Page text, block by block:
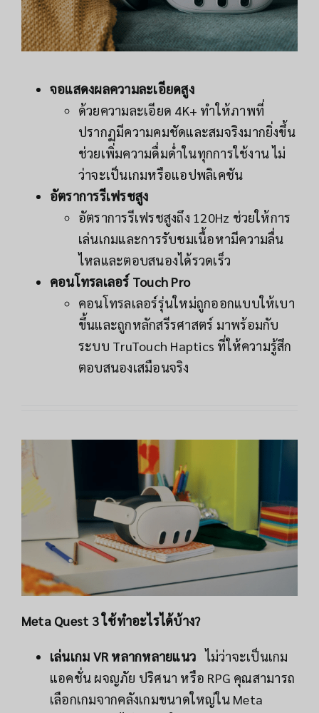
จอแสดงผลความละเอียดสูง
ด้วยความละเอียด 4K+ ทำให้ภาพที่
ปรากฏมีความคมชัดและสมจริงมากยิ่งขึ้น
ช่วยเพิ่มความดื่มด่ำในทุกการใช้งาน ไม่
ว่าจะเป็นเกมหรือแอปพลิเคชัน
อัตราการรีเฟรชสูง
อัตราการรีเฟรชสูงถึง 120Hz ช่วยให้การ
เล่นเกมและการรับชมเนื้อหามีความลื่น
ไหลและตอบสนองได้รวดเร็ว
คอนโทรลเลอร์ Touch Pro
คอนโทรลเลอร์รุ่นใหม่ถูกออกแบบให้เบา
ขึ้นและถูกหลักสรีรศาสตร์ มาพร้อมกับ
ระบบ TruTouch Haptics ที่ให้ความรู้สึก
ตอบสนองเสมือนจริง
Meta Quest 3 ใช้ทำอะไรได้บ้าง?
เล่นเกม VR หลากหลายแนว ไม่ว่าจะเป็นเกม
แอคชั่น ผจญภัย ปริศนา หรือ RPG คุณสามารถ
เลือกเกมจากคลังเกมขนาดใหญ่ใน Meta